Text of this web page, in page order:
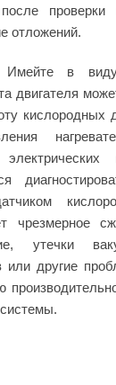
проверки
отложений.
Имейте в
двигателя
кислородных
чрезмерное
утечки
или другие